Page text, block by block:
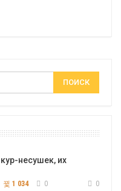
несушек, их
1 034 0 0